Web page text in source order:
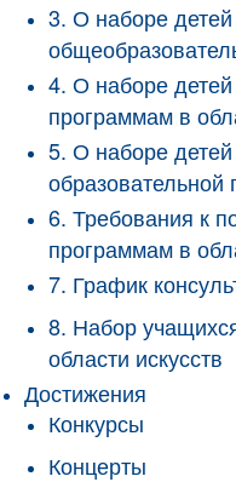
3. О наборе
4. О наборе
программам в
5. О наборе
образовательной
6. Требования к
программам в
7. График
8. Набор
области искусств
Достижения
Конкурсы
Концерты